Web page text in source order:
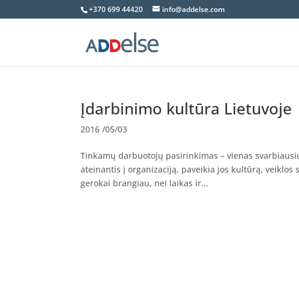
+370 699 44420 info@addelse.com
Įdarbinimo kultūra Lietuvoje
2016 /05/03
Tinkamų darbuotojų pasirinkimas – vienas
ateinantis į organizaciją, paveikia jos kultūrą,
gerokai brangiau, nei laikas ir...